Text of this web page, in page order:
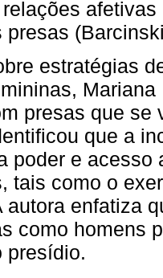
presas
estratégias
presas que se
que a
poder e
tais como o
autora enfatiza
como homens
presídio.